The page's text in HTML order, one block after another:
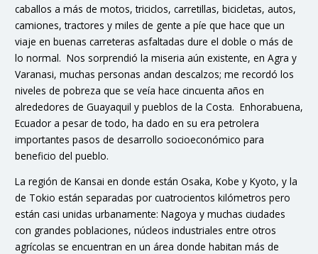
caballos a más de motos, triciclos, carretillas, bicicletas, autos,
camiones, tractores y miles de gente a píe que hace que un
viaje en buenas carreteras asfaltadas dure el doble o más de
lo normal. Nos sorprendió la miseria aún existente, en Agra y
Varanasi, muchas personas andan descalzos; me recordó los
niveles de pobreza que se veía hace cincuenta años en
alrededores de Guayaquil y pueblos de la Costa. Enhorabuena,
Ecuador a pesar de todo, ha dado en su era petrolera
importantes pasos de desarrollo socioeconómico para
beneficio del pueblo.
La región de Kansai en donde están Osaka, Kobe y Kyoto, y la
de Tokio están separadas por cuatrocientos kilómetros pero
están casi unidas urbanamente: Nagoya y muchas ciudades
con grandes poblaciones, núcleos industriales entre otros
agrícolas se encuentran en un área donde habitan más de